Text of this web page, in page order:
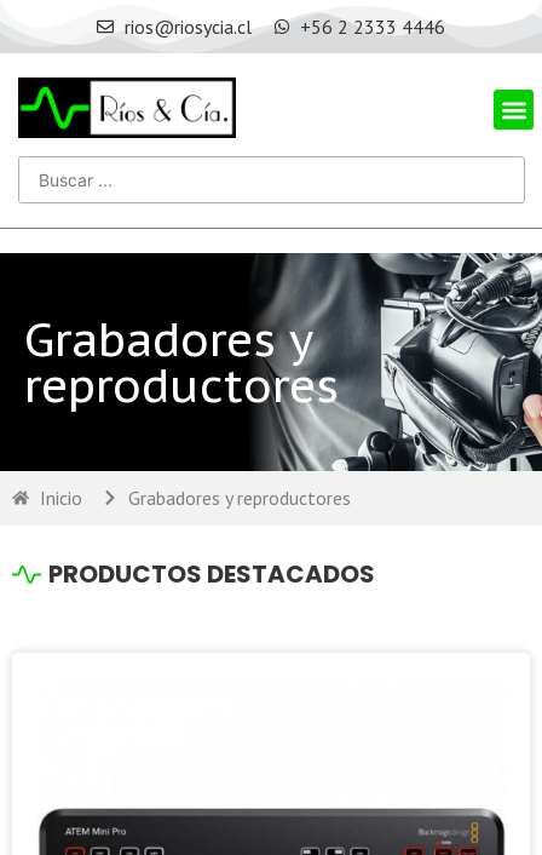
rios@riosycia.cl +56 2 2333 4446
Grabadores y
reproductores
Inicio Grabadores y reproductores
PRODUCTOS DESTACADOS